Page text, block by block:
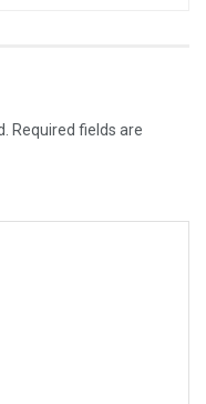
Required fields are